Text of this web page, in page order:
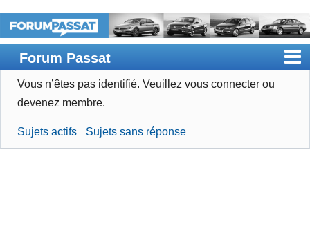
Forum Passat
Accueil
Devenir membre
Vous n’êtes pas identifié. Veuillez vous connecter ou
devenez membre.
Sujets actifs Sujets sans réponse